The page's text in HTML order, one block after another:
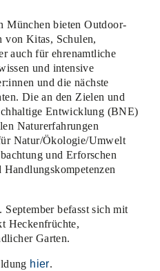
München bieten Outdoor-
von Kitas, Schulen,
auch für ehrenamtliche
und intensive
und die nächste
Die an den Zielen und
Entwicklung (BNE)
Naturerfahrungen
Natur/Ökologie/Umwelt
und Erforschen
Septemberbefasst sich mit
Heckenfrüchte,
Garten.
hier.